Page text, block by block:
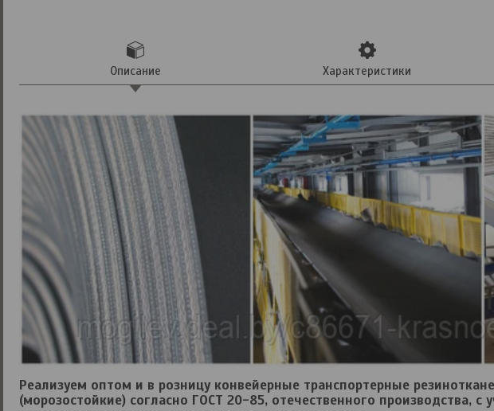
Описание Характеристики
Реализуем оптом и в розницу конвейерные транспортерные
(морозостойкие) согласно ГОСТ 20-85, отечественного производства, с